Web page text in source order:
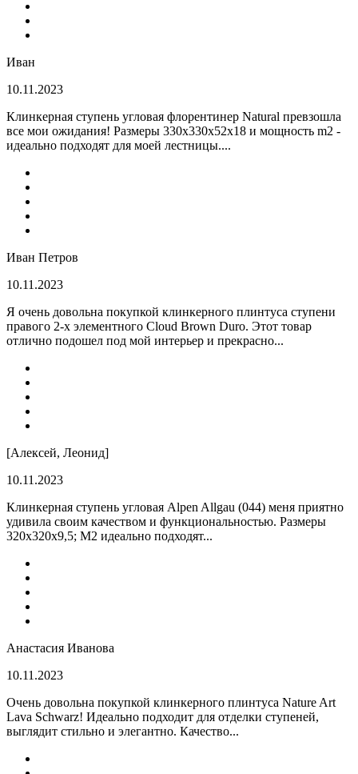
Иван
10.11.2023
Клинкерная ступень угловая флорентинер Natural превзошла
все мои ожидания! Размеры 330х330х52х18 и мощность m2 -
идеально подходят для моей лестницы....
Иван Петров
10.11.2023
Я очень довольна покупкой клинкерного плинтуса ступени
правого 2-х элементного Cloud Brown Duro. Этот товар
отлично подошел под мой интерьер и прекрасно...
[Алексей, Леонид]
10.11.2023
Клинкерная ступень угловая Alpen Allgau (044) меня приятно
удивила своим качеством и функциональностью. Размеры
320x320x9,5; M2 идеально подходят...
Анастасия Иванова
10.11.2023
Очень довольна покупкой клинкерного плинтуса Nature Art
Lava Schwarz! Идеально подходит для отделки ступеней,
выглядит стильно и элегантно. Качество...